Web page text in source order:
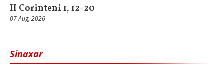
II Corinteni 1, 12-20
07 Aug, 2026
Sinaxar